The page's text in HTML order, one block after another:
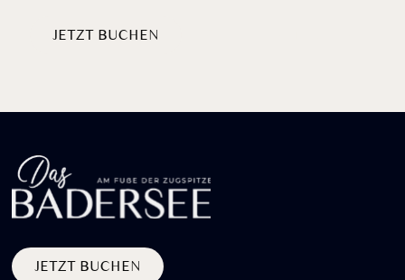
JETZT BUCHEN
JETZT BUCHEN